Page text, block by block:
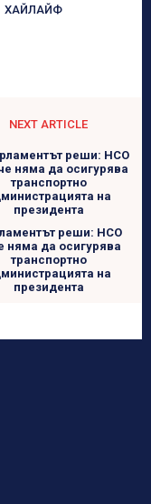
ХАЙЛАЙФ
NEXT ARTICLE
реши: НСО
няма да осигурява
транспортно
на
президента